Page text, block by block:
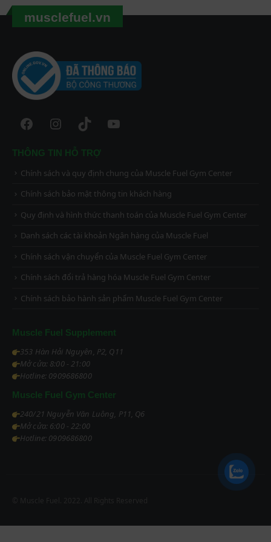
musclefuel.vn
Facebook
Instagram
TikTokYouTube
THÔNG TIN HỖ TRỢ
Chính sách và quy định chung của Muscle Fuel Gym Center
Chính sách bảo mật thông tin khách hàng
Quy định và hình thức thanh toán của Muscle Fuel Gym Center
Danh sách các tài khoản Ngân hàng của Muscle Fuel
Chính sách vận chuyển của Muscle Fuel Gym Center
Chính sách đổi trả hàng hóa Muscle Fuel Gym Center
Chính sách bảo hành sản phẩm Muscle Fuel Gym Center
Muscle Fuel Supplement
353 Hàn Hải Nguyên, P2, Q11
Mở cửa: 8:00 - 21:00
Hotline: 0909686800
Muscle Fuel Gym Center
240/21 Nguyễn Văn Luông, P11, Q6
Mở cửa: 6:00 - 22:00
Hotline: 0909686800